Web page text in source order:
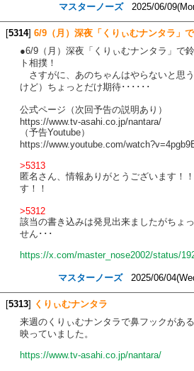
マスターノーズ2025/06/
[5314] 6/9（月）深夜「くりぃむナンタラ」
●6/9（月）深夜「くりぃむナンタラ」で
ト相撲！
さすがに、あのちゃんはやらないと思
けど）ちょっとだけ期待･･････
公式ページ（次回予告の説明あり）
https://www.tv-asahi.co.jp/nantara/
（予告Youtube）
https://www.youtube.com/
>5313
匿名さん、情報ありがとうございます！
す！！
>5312
該当の書き込みは発見出来ましたがちょ
せん･･･
https://x.com/master_nose2002/status/
マスターノーズ2025/06/
[5313] くりぃむナンタラ
来週のくりぃむナンタラで鼻フックがあ
映っていました。
https://www.tv-asahi.co.jp/nantara/